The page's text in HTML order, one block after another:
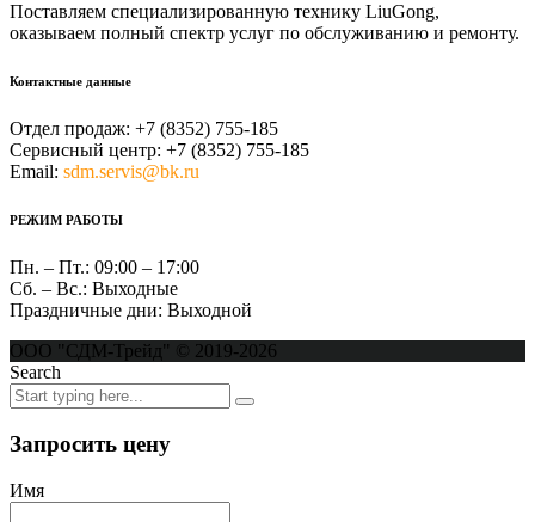
Поставляем специализированную технику LiuGong,
оказываем полный спектр услуг по обслуживанию и ремонту.
Контактные данные
Отдел продаж: +7 (8352) 755-185
Сервисный центр: +7 (8352) 755-185
Email: sdm.servis@bk.ru
РЕЖИМ РАБОТЫ
Пн. – Пт.: 09:00 – 17:00
Сб. – Вс.: Выходные
Праздничные дни: Выходной
ООО "СДМ-Трейд" © 2019-2026
Search
Запросить цену
Имя